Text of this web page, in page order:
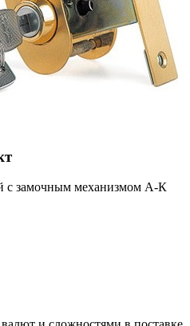
с замочным механизмом А-К